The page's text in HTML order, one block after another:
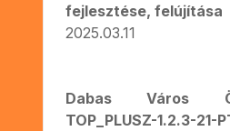
fejlesztése, felújítása
2025.03.11
Dabas Város
TOP_PLUSZ-1.2.3-